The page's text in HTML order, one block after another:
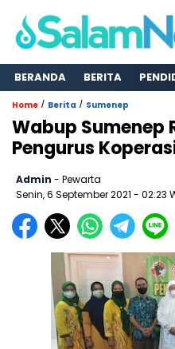
BERANDA BERITA
Home / Berita / Sumenep
Wabup Sumenep
Pengurus
Admin - Pewarta
Senin, 6 September 2021 - 02:23